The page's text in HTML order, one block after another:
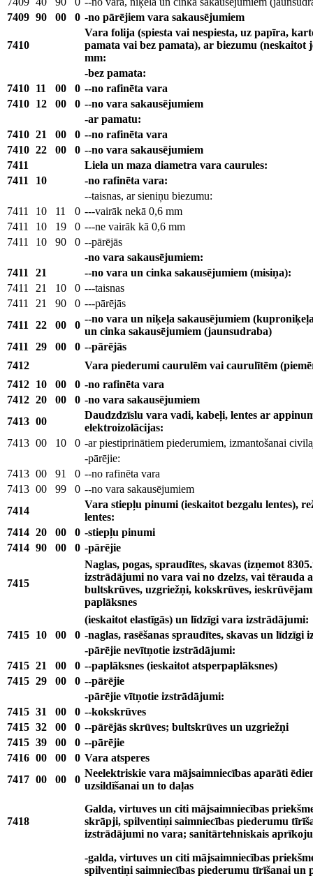
7409 90 00 0 -no pārējiem vara sakausējumiem
7410
Vara folija (spiesta vai nespiesta, uz papīra,
pamata vai bez pamata), ar biezumu
mm:
-bez pamata:
7410 11 00 0 --no rafinēta vara
7410 12 00 0 --no vara sakausējumiem
-ar pamatu:
7410 21 00 0 --no rafinēta vara
7410 22 00 0 --no vara sakausējumiem
7411
Liela un maza diametra vara caurules:
7411
10
-no rafinēta vara:
--taisnas, ar sieniņu biezumu:
7411
10 11 0 ---vairāk nekā 0,6 mm
7411
10 19 0 ---ne vairāk kā 0,6 mm
7411
10 90 0 --pārējās
-no vara sakausējumiem:
7411
21
--no vara un cinka sakausējumiem (misiņa):
7411
21 10 0 ---taisnas
7411
21 90 0 ---pārējās
7411
22 00 0
--no vara un niķeļa sakausējumiem
un cinka sakausējumiem (jaunsudraba)
7411
29 00 0 --pārējās
7412
Vara piederumi caurulēm vai caurulītēm
7412 10 00 0 -no rafinēta vara
7412 20 00 0 -no vara sakausējumiem
7413 00
Daudzdzīslu vara vadi, kabeļi, lentes ar
elektroizolācijas:
7413 00 10 0 -ar piestiprinātiem piederumiem, izmantošanai
-pārējie:
7413 00 91 0 --no rafinēta vara
7413 00 99 0 --no vara sakausējumiem
7414
Vara stiepļu pinumi (ieskaitot bezgalu lentes),
lentes:
7414 20 00 0 -stiepļu pinumi
7414 90 00 0 -pārējie
7415
Naglas, pogas, spraudītes, skavas (izņemot
izstrādājumi no vara vai no dzelzs, vai tērauda
bultskrūves, uzgriežņi, kokskrūves,
paplāksnes
(ieskaitot elastīgās) un līdzīgi vara izstrādājumi:
7415 10 00 0 -naglas, rasēšanas spraudītes, skavas un līdzīgi
-pārējie nevītņotie izstrādājumi:
7415 21 00 0 --paplāksnes (ieskaitot atsperpaplāksnes)
7415 29 00 0 --pārējie
-pārējie vītņotie izstrādājumi:
7415 31 00 0 --kokskrūves
7415 32 00 0 --pārējās skrūves; bultskrūves un uzgriežņi
7415 39 00 0 --pārējie
7416 00 00 0 Vara atsperes
7417 00 00 0
Neelektriskie vara mājsaimniecības aparāti
uzsildīšanai un to daļas
7418
Galda, virtuves un citi mājsaimniecības
skrāpji, spilventiņi saimniecības piederumu
izstrādājumi no vara; sanitārtehniskais
-galda, virtuves un citi mājsaimniecības
spilventiņi saimniecības piederumu tīrīšanai un